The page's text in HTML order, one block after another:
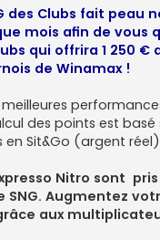
des Clubs fait peau
mois afin de vous
qui offrira 1 250
de Winamax !
des points est
Sit&Go (argent
Nitro sont
SNG. Augmentez
aux